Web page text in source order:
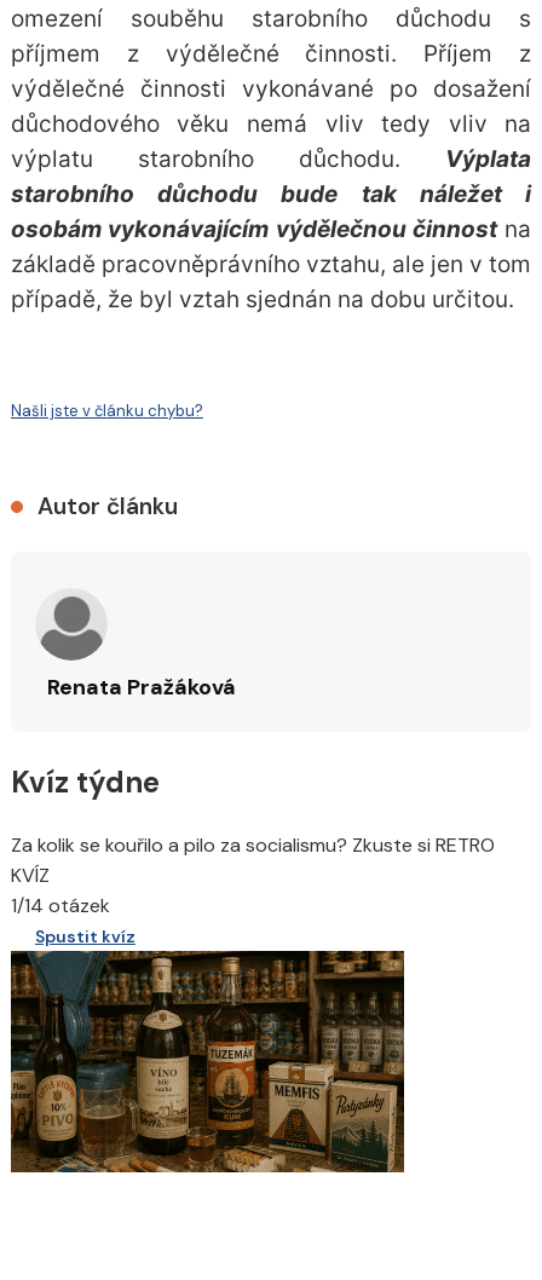
omezení souběhu starobního důchodu s
příjmem z výdělečné činnosti. Příjem z
výdělečné činnosti vykonávané po dosažení
důchodového věku nemá vliv tedy vliv na
výplatu starobního důchodu. Výplata
starobního důchodu bude tak náležet i
osobám vykonávajícím výdělečnou činnostna
základě pracovněprávního vztahu, ale jen v tom
případě, že byl vztah sjednán na dobu určitou.
Našli jste v článku chybu?
Autor článku
Renata Pražáková
Kvíz týdne
Za kolik se kouřilo a pilo za socialismu? Zkuste si RETRO
KVÍZ
1/14 otázek
Spustit kvíz